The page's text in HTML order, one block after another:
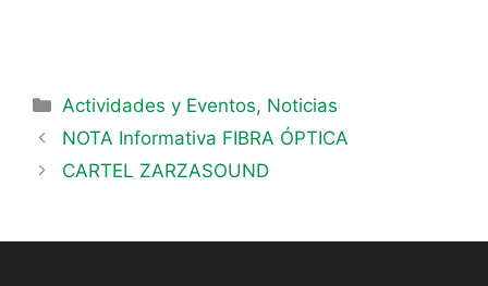
Actividades y Eventos, Noticias
NOTA Informativa FIBRA ÓPTICA
CARTEL ZARZASOUND